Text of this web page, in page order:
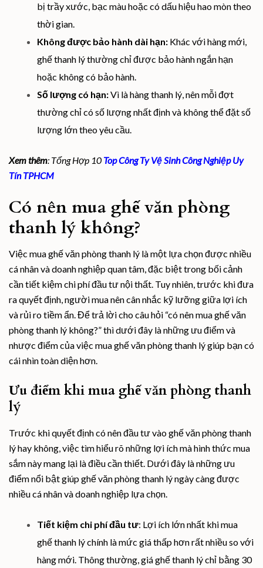
bị trầy xước, bạc màu hoặc có dấu hiệu hao mòn theo
thời gian.
Không được bảo hành dài hạn: Khác với hàng mới,
ghế thanh lý thường chỉ được bảo hành ngắn hạn
hoặc không có bảo hành.
Số lượng có hạn:Vì là hàng thanh lý, nên mỗi đợt
thường chỉ có số lượng nhất định và không thể đặt số
lượng lớn theo yêu cầu.
Xem thêm: Tổng Hợp 10 Top Công Ty Vệ Sinh Công Nghiệp Uy
Tín TPHCM
Có nên mua ghế văn phòng
thanh lý không?
Việc mua ghế văn phòng thanh lý là một lựa chọn được nhiều
cá nhân và doanh nghiệp quan tâm, đặc biệt trong bối cảnh
cần tiết kiệm chi phí đầu tư nội thất. Tuy nhiên, trước khi đưa
ra quyết định, người mua nên cân nhắc kỹ lưỡng giữa lợi ích
và rủi ro tiềm ẩn. Để trả lời cho câu hỏi “có nên mua ghế văn
phòng thanh lý không?” thì dưới đây là những ưu điểm và
nhược điểm của việc mua ghế văn phòng thanh lý giúp bạn có
cái nhìn toàn diện hơn.
Ưu điểm khi mua ghế văn phòng thanh
lý
Trước khi quyết định có nên đầu tư vào ghế văn phòng thanh
lý hay không, việc tìm hiểu rõ những lợi ích mà hình thức mua
sắm này mang lại là điều cần thiết. Dưới đây là những ưu
điểm nổi bật giúp ghế văn phòng thanh lý ngày càng được
nhiều cá nhân và doanh nghiệp lựa chọn.
Tiết kiệm chi phí đầu tư: Lợi ích lớn nhất khi mua
ghế thanh lý chính là mức giá thấp hơn rất nhiều so với
hàng mới. Thông thường, giá ghế thanh lý chỉ bằng 30